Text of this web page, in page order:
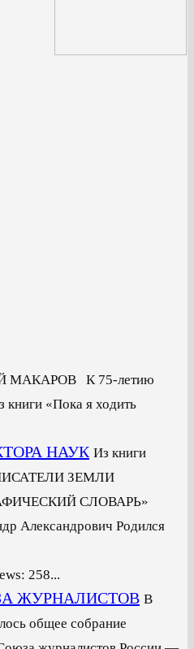
МАКАРОВ К 75-летию
«Пока я ходить
НАУК Из книги
ЗЕМЛИ
СЛОВАРЬ»
Александрович Родился
258...
ЖУРНАЛИСТОВ В
общее собрание